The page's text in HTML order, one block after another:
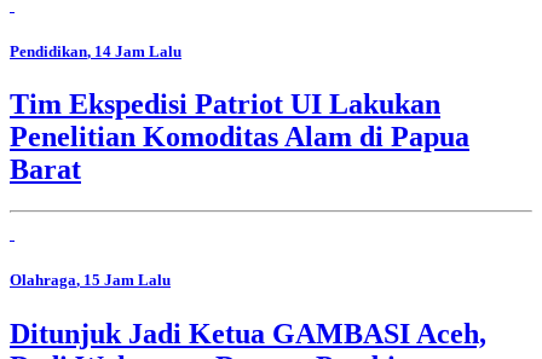
Pendidikan, 14 Jam Lalu
Tim Ekspedisi Patriot UI Lakukan
Penelitian Komoditas Alam di Papua
Barat
Olahraga, 15 Jam Lalu
Ditunjuk Jadi Ketua GAMBASI Aceh,